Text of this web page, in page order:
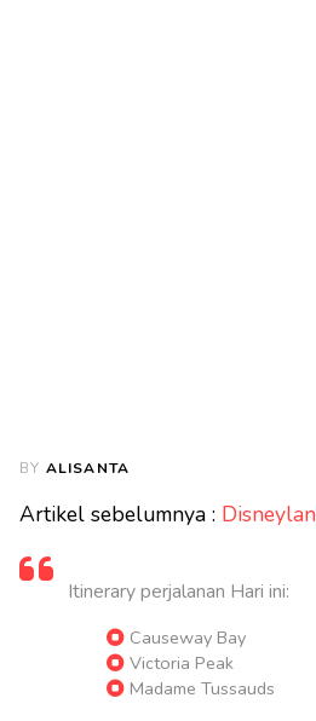
BY ALISANTA
Artikel sebelumnya :
Itinerary perjalanan Hari ini:
Causeway Bay
Victoria Peak
Madame Tussauds